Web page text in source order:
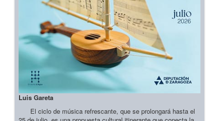
Luis Gareta
El ciclo de música refrescante, que se prolongará hasta el